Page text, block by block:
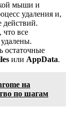
мыши и
удаления и,
действий.
что все
остаточные
или AppData.
на
по шагам